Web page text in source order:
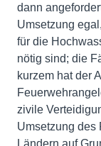
dann
Umsetzung
für die
nötig sind; die
kurzem hat der
zivile
Umsetzung des
Ländern auf